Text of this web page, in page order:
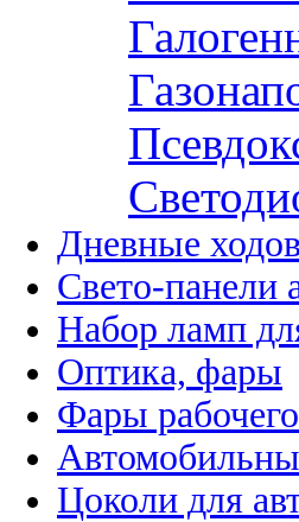
Дневные
Свето-панели
Набор ламп
Оптика, фары
Фары рабочего
Цоколи для